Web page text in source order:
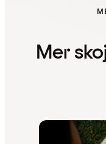
Mer